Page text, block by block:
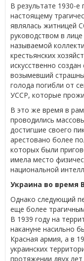
В результате 1930-е
настоящему
являлась житницей
руководством в
называемой
крестьянских
искусственно
возымевший
голода погибли от
УССР, которые
В это же время в
проводились
достигшие своего
арестовано более
которых были
имела место
национальной
Украина во время
Однако следующий
еще более
В 1939 году на
накануне насильно
Красная армия, а в
украинских
протяжении двух